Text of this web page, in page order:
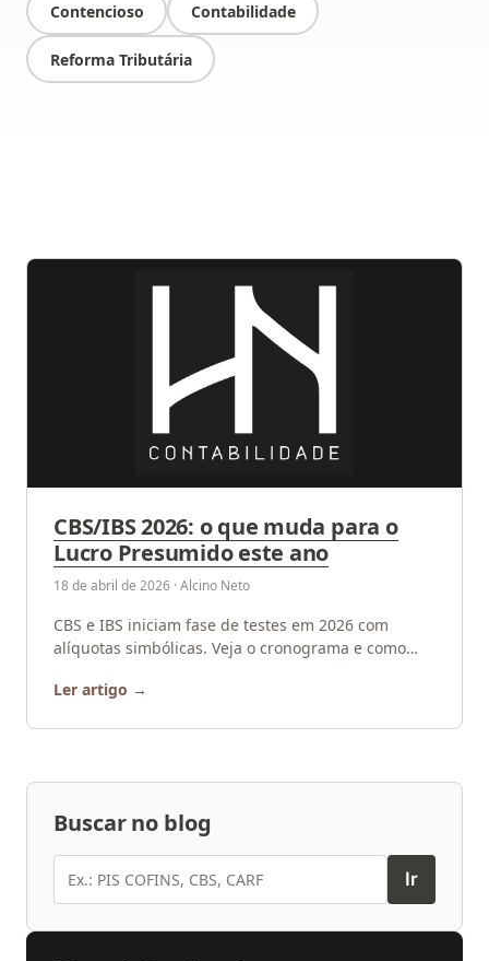
Contencioso Contabilidade
Reforma Tributária
CBS/IBS 2026: o que muda para o
Lucro Presumido este ano
18 de abril de 2026 · Alcino Neto
CBS e IBS iniciam fase de testes em 2026 com
alíquotas simbólicas. Veja o cronograma e como
Ler artigo
Buscar no blog
Ir